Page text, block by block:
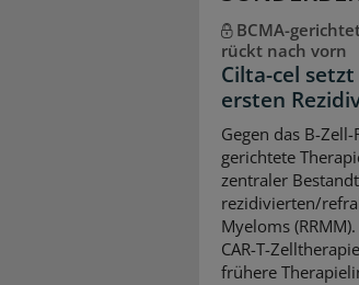
BCMA-
rückt nach vorn
Cilta-cel
ersten
Gegen das B-
gerichtete
zentraler
rezidivierten/
Myeloms
CAR-T-
frühere